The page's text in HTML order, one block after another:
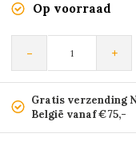
Op voorraad
- +
Gratis verzending
België vanaf €75,-